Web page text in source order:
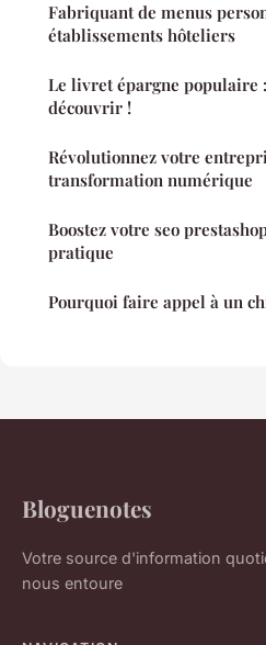
Fabriquant de menus
établissements hôteliers
Le livret épargne populaire
découvrir !
Révolutionnez votre
transformation numérique
Boostez votre seo
pratique
Pourquoi faire appel à un
Bloguenotes
Votre source d'information
nous entoure